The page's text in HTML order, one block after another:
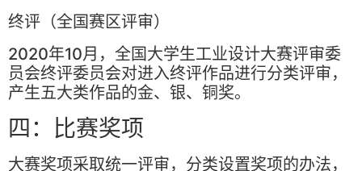
终评（全国赛区评审）
2020年10月，全国大学生工业设计大赛评审委
员会终评委员会对进入终评作品进行分类评审，
产生五大类作品的金、银、铜奖。
四：比赛奖项
大赛奖项采取统一评审，分类设置奖项的办法，